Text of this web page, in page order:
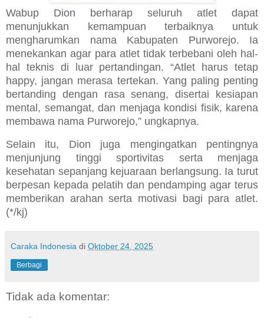
Wabup Dion berharap seluruh atlet dapat
menunjukkan kemampuan terbaiknya untuk
mengharumkan nama Kabupaten Purworejo. Ia
menekankan agar para atlet tidak terbebani oleh hal-
hal teknis di luar pertandingan. “Atlet harus tetap
happy, jangan merasa tertekan. Yang paling penting
bertanding dengan rasa senang, disertai kesiapan
mental, semangat, dan menjaga kondisi fisik, karena
membawa nama Purworejo,” ungkapnya.
Selain itu, Dion juga mengingatkan pentingnya
menjunjung tinggi sportivitas serta menjaga
kesehatan sepanjang kejuaraan berlangsung. Ia turut
berpesan kepada pelatih dan pendamping agar terus
memberikan arahan serta motivasi bagi para atlet.
(*/kj)
Caraka Indonesia di Oktober 24, 2025
Berbagi
Tidak ada komentar: